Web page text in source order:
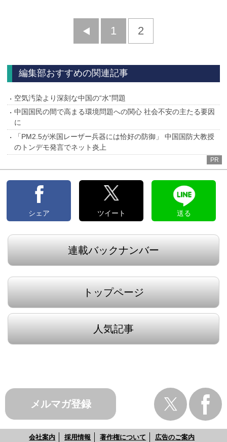
前
1 2
編集部おすすめの関連記事
空気汚染より深刻な中国の“水”問題
中国国民の間で高まる環境問題への関心 社会不安の主たる要因
に
「PM2.5が米国レーザー兵器には恰好の防御」 中国国防大教授
のトンデモ発言でネット炎上
PR
シェア ツイート 送る
連載バックナンバー
トップページ
人気記事
メルマガ登録
会社案内 採用情報 著作権について 広告のご案内